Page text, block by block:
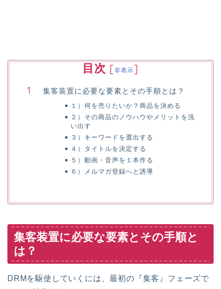
目次 [非表示]
集客装置に必要な要素とその手順とは？
１）何を売りたいか？商品を決める
２）その商品のノウハウやメリットを洗
い出す
３）キーワードを選出する
４）タイトルを決定する
５）動画・音声を１本作る
６）メルマガ登録へと誘導
集客装置に必要な要素とその手順と
は？
DRMを駆使していくには、最初の『集客』フェーズで